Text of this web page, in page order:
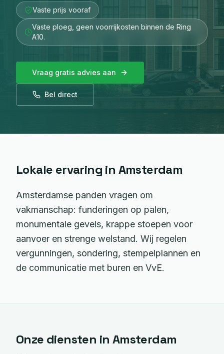
Vaste prijs vooraf
Vaste ploeg, geen voorrijkosten binnen de Ring
A10.
Vraag gratis advies aan
Bel direct
Lokale ervaring in Amsterdam
Amsterdamse panden vragen om
vakmanschap: funderingen op palen,
monumentale gevels, krappe stoepen voor
aanvoer en strenge welstand. Wij regelen
vergunningen, sondering, stempelplannen en
de communicatie met buren en VvE.
Onze diensten in Amsterdam